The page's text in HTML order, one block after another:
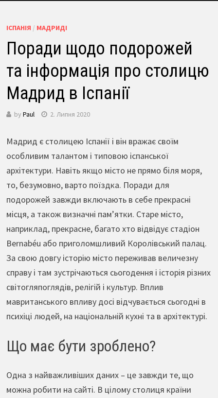
ІСПАНІЯ / МАДРИДІ
Поради щодо подорожей
та інформація про столицю
Мадрид в Іспанії
by Paul 2. Липня 2020
Мадрид є столицею Іспанії і він вражає своїм
особливим талантом і типовою іспанської
архітектури. Навіть якщо місто не прямо біля моря,
то, безумовно, варто поїздка. Поради для
подорожей завжди включають в себе прекрасні
місця, а також визначні пам’ятки. Старе місто,
наприклад, прекрасне, багато хто відвідує стадіон
Bernabéu або приголомшливий Королівський палац.
За свою довгу історію місто переживав величезну
справу і там зустрічаються сьогодення і історія різних
світогляпоглядів, релігій і культур. Вплив
мавританського впливу досі відчувається сьогодні в
психіці людей, на національній кухні та в архітектурі.
Що має бути зроблено?
Одна з найважливіших даних – це завжди те, що
можна робити на сайті. В цілому столиця країни